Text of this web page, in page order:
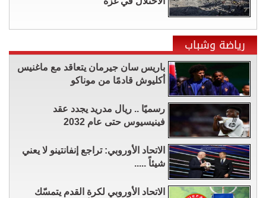
رياضة وشباب
باريس سان جيرمان يتعاقد مع ماغنيس
أكليوش قادمًا من موناكو
رسميًا .. ريال مدريد يجدد عقد
فينيسيوس حتى عام 2032
الاتحاد الأوروبي: تراجع إنفانتينو لا يعني
شيئاً .....
الاتحاد الأوروبي لكرة القدم يتمسّك